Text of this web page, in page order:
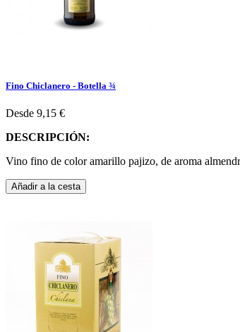
Fino Chiclanero - Botella ¾
Desde 9,15 €
DESCRIPCIÓN:
Vino fino de color amarillo pajizo, de aroma
Añadir a la cesta